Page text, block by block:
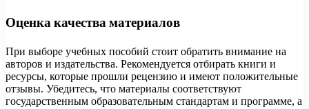
Оценка качества материалов
При выборе учебных пособий стоит обратить внимание на
авторов и издательства. Рекомендуется отбирать книги и
ресурсы, которые прошли рецензию и имеют положительные
отзывы. Убедитесь, что материалы соответствуют
государственным образовательным стандартам и программе, а